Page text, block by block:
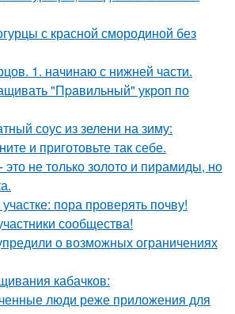
с красной смородиной без
1. начинаю с нижней части.
"Пpaвильный" укроп по
соус из зелени на зиму:
и приготовьте так себе.
это не только золото и пирамиды, но
пора проверять почву!
сообщества!
о возможных ограничениях
кабачков:
люди реже приложения для